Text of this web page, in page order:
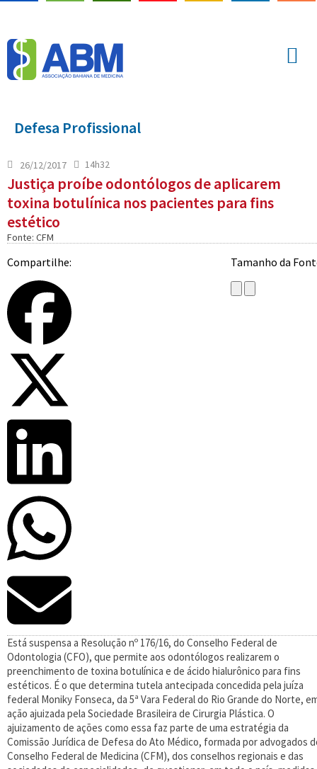
Defesa Profissional
26/12/2017 14h32
Justiça proíbe odontólogos de aplicarem
toxina botulínica nos pacientes para fins
estético
Fonte: CFM
Compartilhe: Tamanho da
Está suspensa a Resolução nº 176/16, do Conselho Federal de
Odontologia (CFO), que permite aos odontólogos realizarem o
preenchimento de toxina botulínica e de ácido hialurônico para fins
estéticos. É o que determina tutela antecipada concedida pela juíza
federal Moniky Fonseca, da 5ª Vara Federal do Rio Grande do Norte,
ação ajuizada pela Sociedade Brasileira de Cirurgia Plástica. O
ajuizamento de ações como essa faz parte de uma estratégia da
Comissão Jurídica de Defesa do Ato Médico, formada por advogados
Conselho Federal de Medicina (CFM), dos conselhos regionais e das